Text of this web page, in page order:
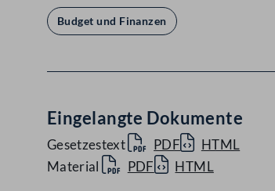
Budget und Finanzen
Eingelangte Dokumente
Gesetzestext PDF
HTML
Material
PDF HTML